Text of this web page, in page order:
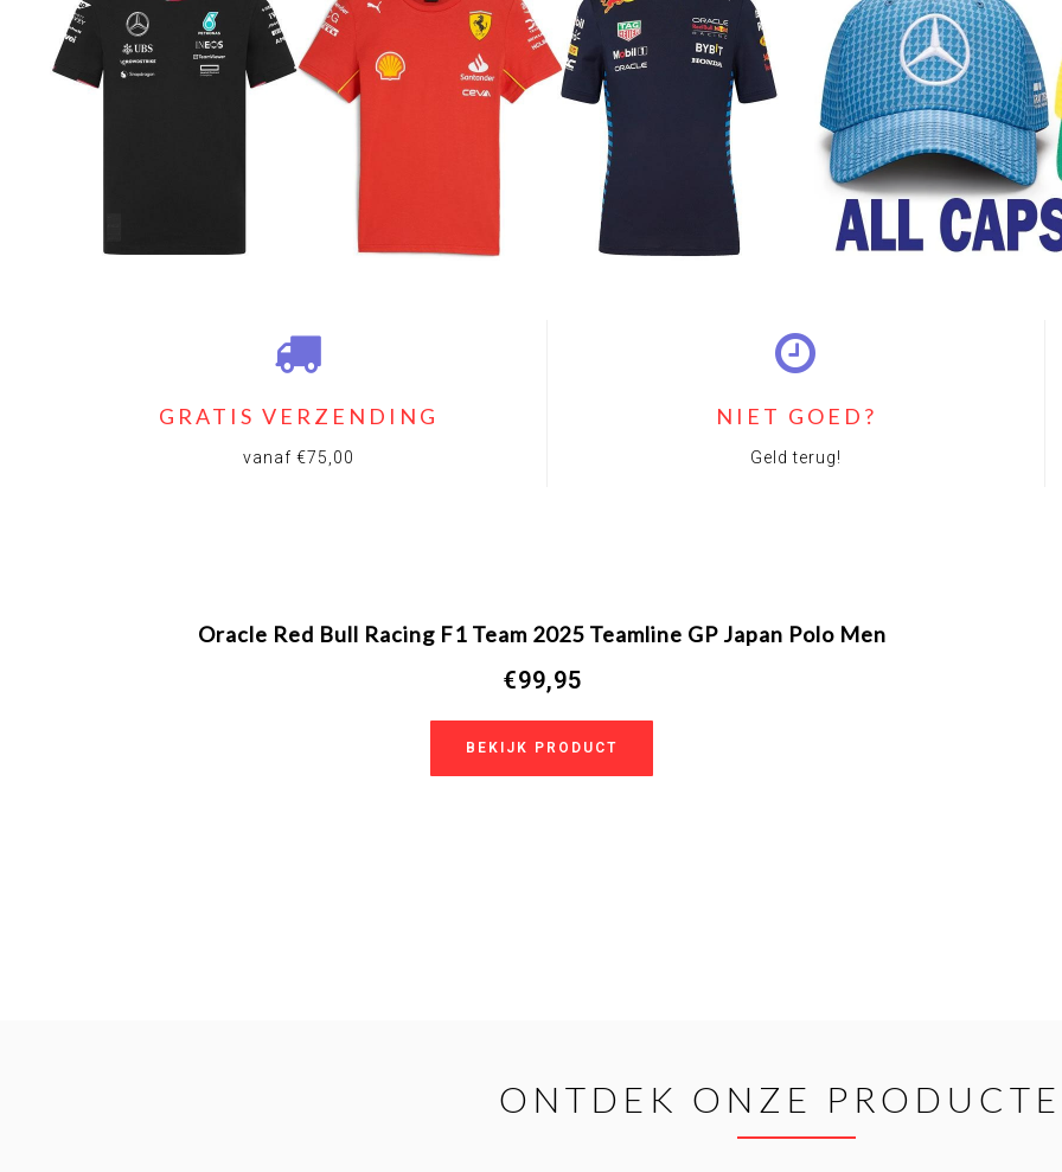
GRATIS VERZENDING
vanaf €75,00
NIET GOED?
Geld terug!
Oracle Red Bull Racing F1 Team 2025 Teamline GP Japan Polo Men
€99,95
BEKIJK PRODUCT
ONTDEK ONZE